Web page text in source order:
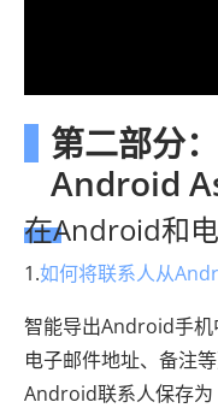
第二部分
Android
在Android和
1.如何将联系人从
智能导出Android手机
电子邮件地址、备注
Android联系人保存为